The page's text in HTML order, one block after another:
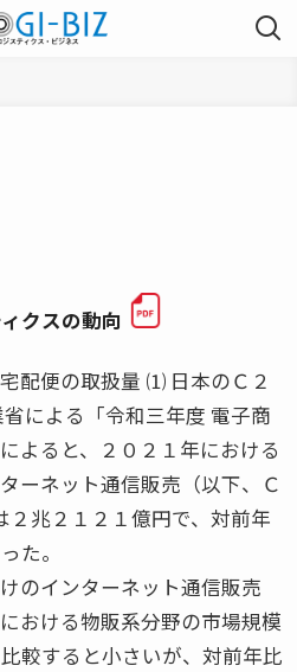
クスの動向
配便の取扱量 ⑴ 日本のＣ２
による「令和三年度 電子商
よると、２０２１年における
ーネット通信販売（以下、Ｃ
２兆２１２１億円で、対前年
た。
のインターネット通信販売
おける物販系分野の市場規模
較すると小さいが、対前年比